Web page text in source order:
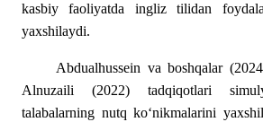
kasbiy faoliyatda ingliz tilidan
yaxshilaydi.
Abdualhussein va boshqalar
Alnuzaili (2022) tadqiqotlari
talabalarning nutq ko‘nikmalarini